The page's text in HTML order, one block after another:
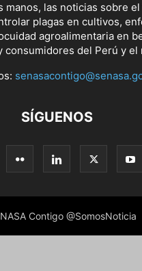
manos, las noticias sobre
plagas en cultivos,
agroalimentaria en
consumidores del Perú y el
SÍGUENOS
Contigo @SomosNoticia